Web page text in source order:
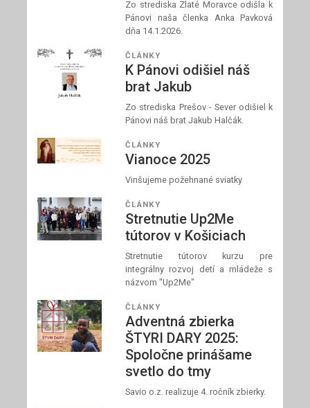
Zo strediska Zlaté Moravce odišla k
Pánovi naša členka Anka Pavková
dňa 14.1.2026.
ČLÁNKY
K Pánovi odišiel náš
brat Jakub
Zo strediska Prešov - Sever odišiel k
Pánovi náš brat Jakub Halčák.
ČLÁNKY
Vianoce 2025
Vinšujeme požehnané sviatky
ČLÁNKY
Stretnutie Up2Me
tútorov v Košiciach
Stretnutie tútorov kurzu pre
integrálny rozvoj detí a mládeže s
názvom "Up2Me"
ČLÁNKY
Adventná zbierka
ŠTYRI DARY 2025:
Spoločne prinášame
svetlo do tmy
Savio o.z. realizuje 4. ročník zbierky.